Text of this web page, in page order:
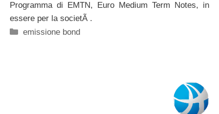
Programma di EMTN, Euro Medium Term Notes, in
essere per la societÃ .
Categorie
emissione bond